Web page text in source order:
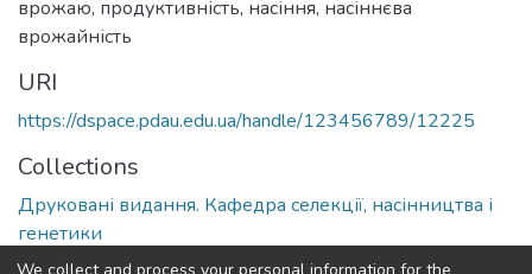
врожаю, продуктивність, насіння, насіннєва
врожайність
URI
https://dspace.pdau.edu.ua/handle/123456789/12225
Collections
Друковані видання. Кафедра селекції, насінництва і
генетики